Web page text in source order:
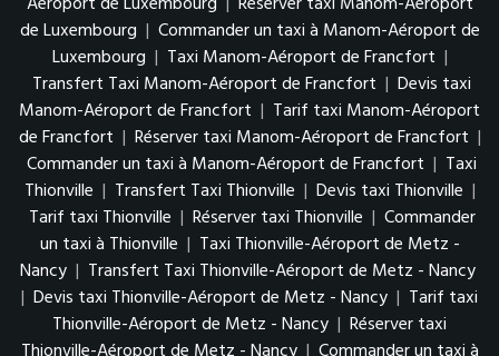
de Luxembourg | Commander un taxi à Manom-Aéroport de
Luxembourg | Taxi Manom-Aéroport de Francfort |
Transfert Taxi Manom-Aéroport de Francfort | Devis taxi
Manom-Aéroport de Francfort | Tarif taxi Manom-Aéroport
de Francfort | Réserver taxi Manom-Aéroport de Francfort |
Commander un taxi à Manom-Aéroport de Francfort | Taxi
Thionville | Transfert Taxi Thionville | Devis taxi Thionville |
Tarif taxi Thionville | Réserver taxi Thionville | Commander
un taxi à Thionville | Taxi Thionville-Aéroport de Metz -
Nancy | Transfert Taxi Thionville-Aéroport de Metz - Nancy
| Devis taxi Thionville-Aéroport de Metz - Nancy | Tarif taxi
Thionville-Aéroport de Metz - Nancy | Réserver taxi